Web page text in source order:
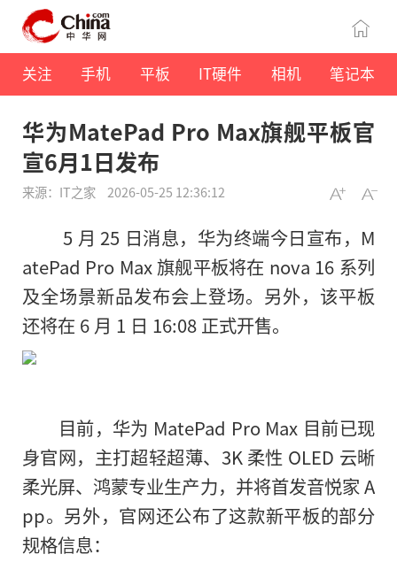
关注 手机 平板 IT硬件 相机 笔记本
华为MatePad Pro Max旗舰平板官
宣6月1日发布
来源：IT之家 2026-05-25 12:36:12
5 月 25 日消息，华为终端今日宣布，M
atePad Pro Max 旗舰平板将在 nova 16 系列
及全场景新品发布会上登场。另外，该平板
还将在 6 月 1 日 16:08 正式开售。
目前，华为 MatePad Pro Max 目前已现
身官网，主打超轻超薄、3K 柔性 OLED 云晰
柔光屏、鸿蒙专业生产力，并将首发音悦家 A
pp。另外，官网还公布了这款新平板的部分
规格信息：